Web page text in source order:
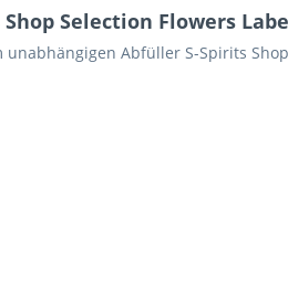
Selection Flowers
Abfüller S-Spirits